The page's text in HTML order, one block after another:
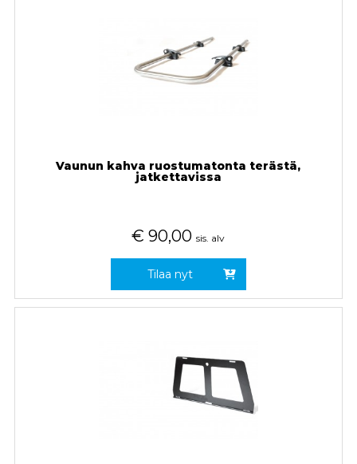
Vaunun kahva ruostumatonta terästä,
jatkettavissa
€ 90,00 sis. alv
Tilaa nyt